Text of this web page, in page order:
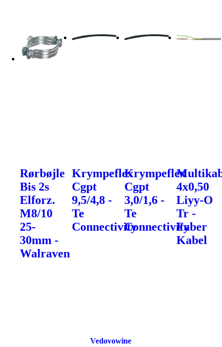
Rørbøjle
Bis 2s
Elforz.
M8/10
25-
30mm -
Walraven
Krympeflex
Cgpt
9,5/4,8 -
Te
Connectivity
Krympeflex
Cgpt
3,0/1,6 -
Te
Connectivity
4x0,50
Liyy-O
Tr -
Faber
Kabel
Vedovowine